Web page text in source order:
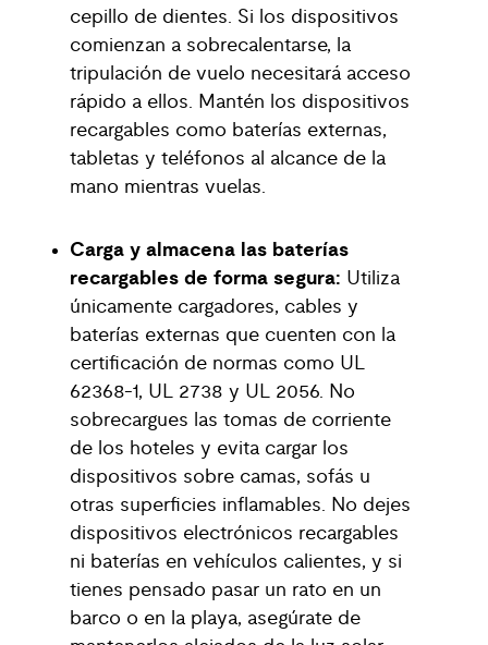
cepillo de dientes. Si los dispositivos
comienzan a sobrecalentarse, la
tripulación de vuelo necesitará acceso
rápido a ellos. Mantén los dispositivos
recargables como baterías externas,
tabletas y teléfonos al alcance de la
mano mientras vuelas.
Carga y almacena las baterías
recargables de forma segura: Utiliza
únicamente cargadores, cables y
baterías externas que cuenten con la
certificación de normas como UL
62368-1, UL 2738 y UL 2056. No
sobrecargues las tomas de corriente
de los hoteles y evita cargar los
dispositivos sobre camas, sofás u
otras superficies inflamables. No dejes
dispositivos electrónicos recargables
ni baterías en vehículos calientes, y si
tienes pensado pasar un rato en un
barco o en la playa, asegúrate de